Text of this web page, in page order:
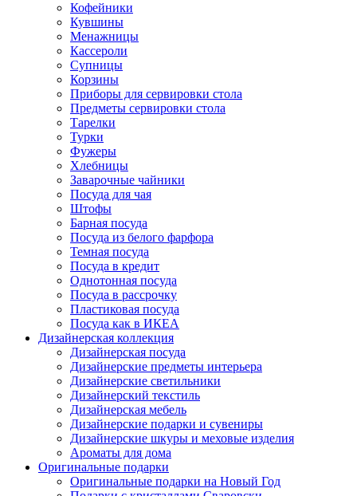
Кофейники
Кувшины
Менажницы
Кассероли
Супницы
Корзины
Приборы для сервировки стола
Предметы сервировки стола
Тарелки
Турки
Фужеры
Хлебницы
Заварочные чайники
Посуда для чая
Штофы
Барная посуда
Посуда из белого фарфора
Темная посуда
Посуда в кредит
Однотонная посуда
Посуда в рассрочку
Пластиковая посуда
Посуда как в ИКЕА
Дизайнерская коллекция
Дизайнерская посуда
Дизайнерские предметы интерьера
Дизайнерские светильники
Дизайнерский текстиль
Дизайнерская мебель
Дизайнерские подарки и сувениры
Дизайнерские шкуры и меховые изделия
Ароматы для дома
Оригинальные подарки
Оригинальные подарки на Новый Год